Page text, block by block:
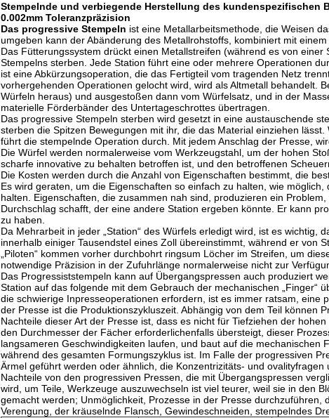
Stempelnde und verbiegende Herstellung des kundenspezifischen
0.002mm Toleranzpräzision
Das progressive Stempeln ist eine Metallarbeitsmethode, die Weisen
umgeben kann der Abänderung des Metallrohstoffs, kombiniert mit
Das Fütterungssystem drückt einen Metallstreifen (während es von
Stempelns sterben. Jede Station führt eine oder mehrere Operationen
ist eine Abkürzungsoperation, die das Fertigteil vom tragenden Netz
vorhergehenden Operationen gelocht wird, wird als Altmetall behandelt.
Würfeln heraus) und ausgestoßen dann vom Würfelsatz, und in der
materielle Förderbänder des Untertageschrottes übertragen.
Das progressive Stempeln sterben wird gesetzt in eine austauschende
sterben die Spitzen Bewegungen mit ihr, die das Material einziehen
führt die stempelnde Operation durch. Mit jedem Anschlag der Presse,
Die Würfel werden normalerweise vom Werkzeugstahl, um der hohen
scharfe innovative zu behalten betroffen ist, und den betroffenen
Die Kosten werden durch die Anzahl von Eigenschaften bestimmt, die
Es wird geraten, um die Eigenschaften so einfach zu halten, wie
halten. Eigenschaften, die zusammen nah sind, produzieren ein
Durchschlag schafft, der eine andere Station ergeben könnte. Er kann
zu haben.
Da Mehrarbeit in jeder „Station“ des Würfels erledigt wird, ist es wichtig,
innerhalb einiger Tausendstel eines Zoll übereinstimmt, während er von
„Piloten“ kommen vorher durchbohrt ringsum Löcher im Streifen, um
notwendige Präzision in der Zufuhrlänge normalerweise nicht zur
Das Progressiststempeln kann auf Übergangspressen auch produziert
Station auf das folgende mit dem Gebrauch der mechanischen „Finger“
die schwierige Inpresseoperationen erfordern, ist es immer ratsam, eine
der Presse ist die Produktionszykluszeit. Abhängig von dem Teil können
Nachteile dieser Art der Presse ist, dass es nicht für Tiefziehen der
den Durchmesser der Fächer erforderlichenfalls übersteigt, dieser
langsameren Geschwindigkeiten laufen, und baut auf die mechanischen
während des gesamten Formungszyklus ist. Im Falle der progressiven
Ärmel geführt werden oder ähnlich, die Konzentrizitäts- und
Nachteile von den progressiven Pressen, die mit Übergangspressen
wird, um Teile, Werkzeuge auszuwechseln ist viel teurer, weil sie in den
gemacht werden; Unmöglichkeit, Prozesse in der Presse durchzuführen,
Verengung, der kräuselnde Flansch, Gewindeschneiden, stempelndes